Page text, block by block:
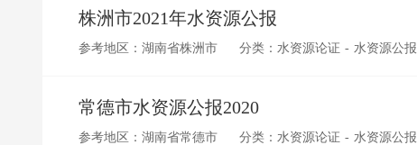
株洲市2021年水资源公报
参考地区：湖南省株洲市 分类：水资源论证 - 水资源公报
常德市水资源公报2020
参考地区：湖南省常德市 分类：水资源论证 - 水资源公报